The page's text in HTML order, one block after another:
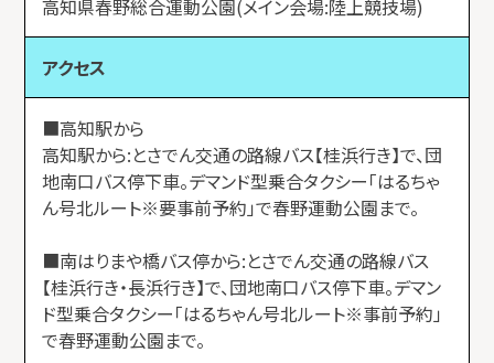
高知県春野総合運動公園(メイン会場:陸上競技場)
アクセス
■高知駅から
高知駅から:とさでん交通の路線バス【桂浜行き】で、団
地南口バス停下車。デマンド型乗合タクシー「はるちゃ
ん号北ルート※要事前予約」で春野運動公園まで。
■南はりまや橋バス停から:とさでん交通の路線バス
【桂浜行き・長浜行き】で、団地南口バス停下車。デマン
ド型乗合タクシー「はるちゃん号北ルート※事前予約」
で春野運動公園まで。